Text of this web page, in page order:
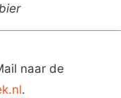
naar de
.